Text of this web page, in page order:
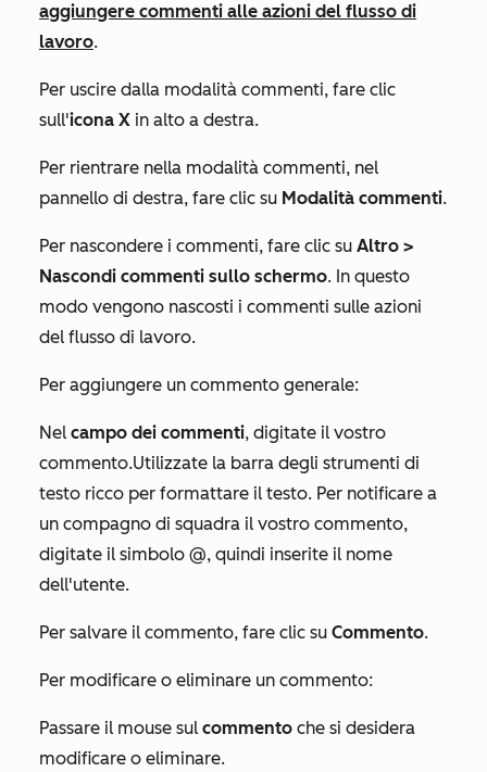
aggiungere commenti alle azioni del flusso di
lavoro.
Per uscire dalla modalità commenti, fare clic
sull'icona X in alto a destra.
Per rientrare nella modalità commenti, nel
pannello di destra, fare clic su Modalità commenti.
Per nascondere i commenti, fare clic su Altro >
Nascondi commenti sullo schermo. In questo
modo vengono nascosti i commenti sulle azioni
del flusso di lavoro.
Per aggiungere un commento generale:
Nel campo dei commenti, digitate il vostro
commento.Utilizzate la barra degli strumenti di
testo ricco per formattare il testo. Per notificare a
un compagno di squadra il vostro commento,
digitate il simbolo @, quindi inserite il nome
dell'utente.
Per salvare il commento, fare clic su Commento.
Per modificare o eliminare un commento:
Passare il mouse sul commento che si desidera
modificare o eliminare.